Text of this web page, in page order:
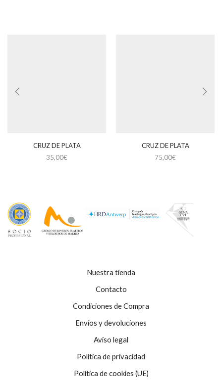
CRUZ DE PLATA
35,00€
CRUZ DE PLATA
75,00€
Nuestra tienda
Contacto
Condiciones de Compra
Envíos y devoluciones
Aviso legal
Política de privacidad
Política de cookies (UE)